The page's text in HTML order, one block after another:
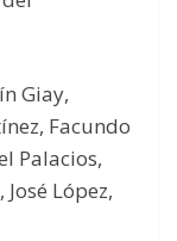
Giay,
Facundo
Palacios,
López,